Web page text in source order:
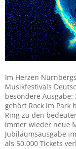
Im Herzen
Musikfestivals
besondere Ausgabe:
gehört Rock im Park
Ring zu den
immer wieder neue
Jubiläumsausgabe
als 50.000 Tickets